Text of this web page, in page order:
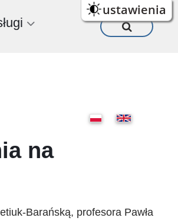
ustawienia
na
Barańską, profesora Pawła